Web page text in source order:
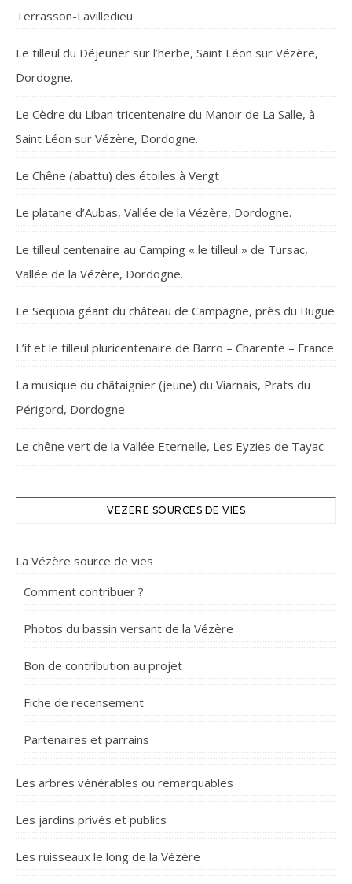
Terrasson-Lavilledieu
Le tilleul du Déjeuner sur l’herbe, Saint Léon sur Vézère,
Dordogne.
Le Cèdre du Liban tricentenaire du Manoir de La Salle, à
Saint Léon sur Vézère, Dordogne.
Le Chêne (abattu) des étoiles à Vergt
Le platane d’Aubas, Vallée de la Vézère, Dordogne.
Le tilleul centenaire au Camping « le tilleul » de Tursac,
Vallée de la Vézère, Dordogne.
Le Sequoia géant du château de Campagne, près du Bugue
L’if et le tilleul pluricentenaire de Barro – Charente – France
La musique du châtaignier (jeune) du Viarnais, Prats du
Périgord, Dordogne
Le chêne vert de la Vallée Eternelle, Les Eyzies de Tayac
VEZERE SOURCES DE VIES
La Vézère source de vies
Comment contribuer ?
Photos du bassin versant de la Vézère
Bon de contribution au projet
Fiche de recensement
Partenaires et parrains
Les arbres vénérables ou remarquables
Les jardins privés et publics
Les ruisseaux le long de la Vézère